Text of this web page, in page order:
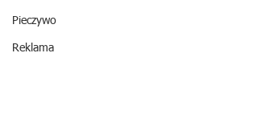
Pieczywo
Reklama